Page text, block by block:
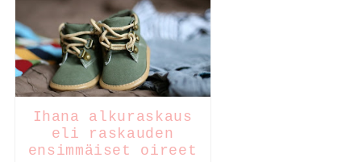
Ihana alkuraskaus
eli raskauden
ensimmäiset oireet